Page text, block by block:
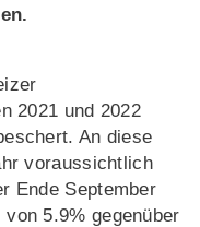
2021 und 2022
An diese
voraussichtlich
Ende September
5.9% gegenüber